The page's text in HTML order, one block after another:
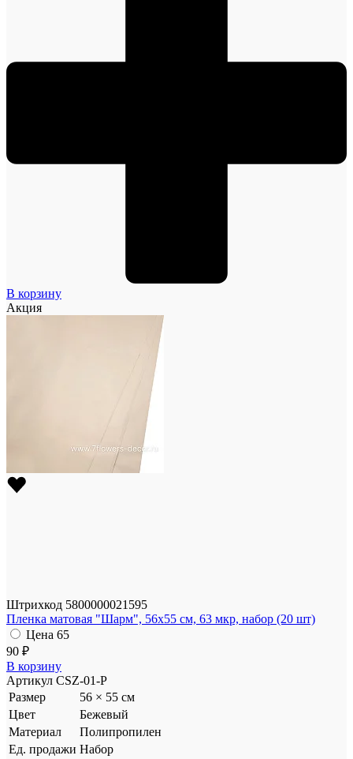
В корзину
Акция
Штрихкод 5800000021595
Пленка матовая "Шарм", 56x55 см, 63 мкр, набор (20 шт)
Цена 65
90 ₽
В корзину
Артикул CSZ-01-P
Размер
56 × 55 см
Цвет
Бежевый
Материал
Полипропилен
Ед. продажи Набор